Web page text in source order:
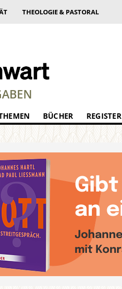
THEOLOGIE & PASTORAL
BÜCHER REGISTER